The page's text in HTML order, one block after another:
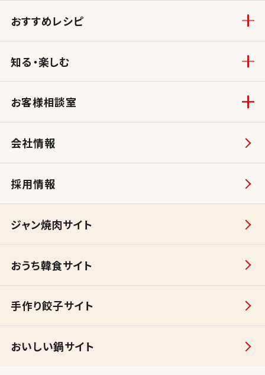
おすすめレシピ
知る・楽しむ
お客様相談室
会社情報
採用情報
ジャン焼肉サイト
おうち韓食サイト
手作り餃子サイト
おいしい鍋サイト